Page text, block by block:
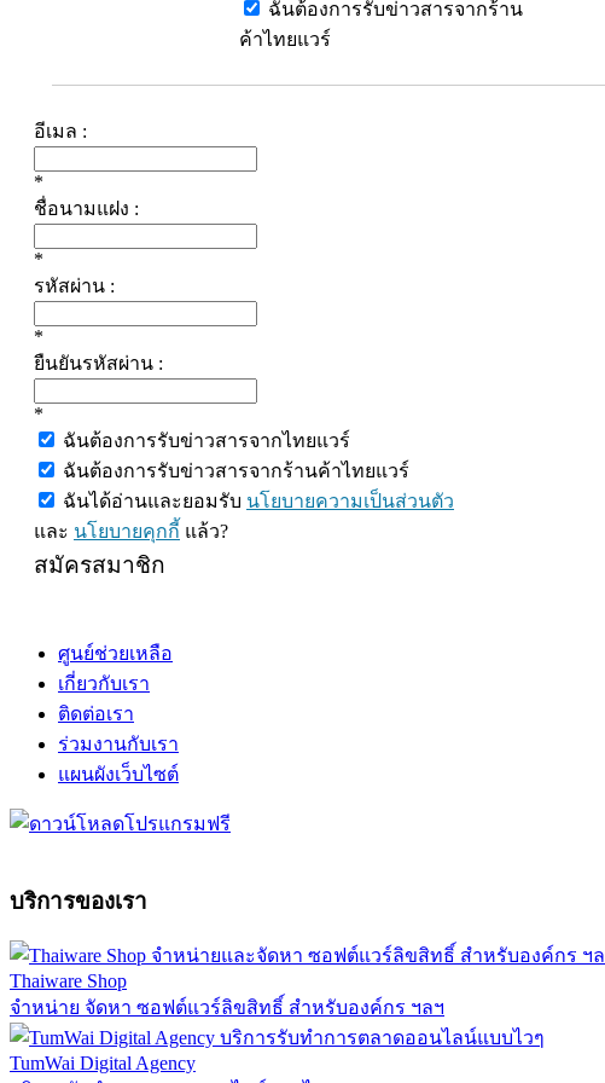
ฉันต้องการรับข่าวสารจากร้าน
ค้าไทยแวร์
อีเมล :
*
ชื่อนามแฝง :
*
รหัสผ่าน :
*
ยืนยันรหัสผ่าน :
*
ฉันต้องการรับข่าวสารจากไทยแวร์
ฉันต้องการรับข่าวสารจากร้านค้าไทยแวร์
ฉันได้อ่านและยอมรับ นโยบายความเป็นส่วนตัว
และ นโยบายคุกกี้ แล้ว?
สมัครสมาชิก
ศูนย์ช่วยเหลือ
เกี่ยวกับเรา
ติดต่อเรา
ร่วมงานกับเรา
แผนผังเว็บไซต์
บริการของเรา
Thaiware Shop
จำหน่าย จัดหา ซอฟต์แวร์ลิขสิทธิ์ สำหรับองค์กร ฯลฯ
TumWai Digital Agency